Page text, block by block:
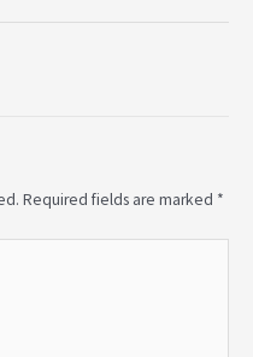
Required fields are marked *